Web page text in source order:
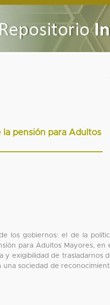
la pensión para Adultos
los gobiernos: el de la
para Adultos Mayores, en
y exigibilidad de trasladarnos
una sociedad de